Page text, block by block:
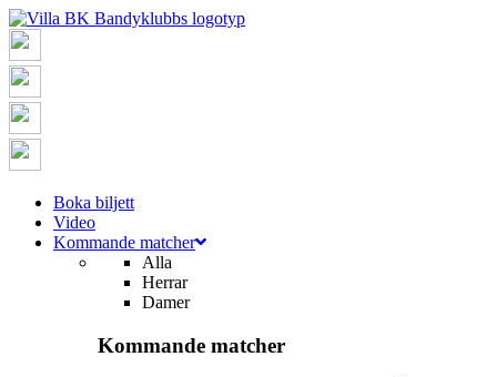
Boka biljett
Video
Kommande matcher
Alla
Herrar
Damer
Kommande matcher